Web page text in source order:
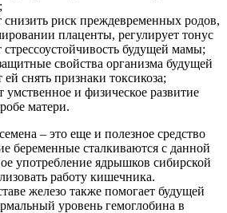
снизить риск преждевременных родов,
плаценты, регулирует тонус
будущей мамы;
свойства организма будущей
снять признаки токсикоза;
умственное и физическое развитие
матери.
– это еще и полезное средство
беременные сталкиваются с данной
употребление ядрышков сибирской
работу кишечника.
железо также помогает будущей
уровень гемоглобина в